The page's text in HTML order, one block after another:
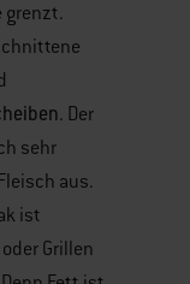
grenzt.
n. Der
sehr
aus.
ist
Grillen